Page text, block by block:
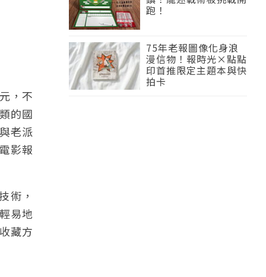
，不
的國
老派
影報
術，
易地
藏方
跑！
75年老報圖像化身浪
漫信物！報時光×點點
印首推限定主題本與快
拍卡